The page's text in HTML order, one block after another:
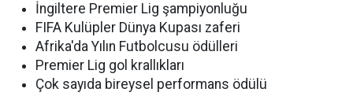
İngiltere Premier Lig şampiyonluğu
FIFA Kulüpler Dünya Kupası zaferi
Afrika'da Yılın Futbolcusu ödülleri
Premier Lig gol krallıkları
Çok sayıda bireysel performans ödülü